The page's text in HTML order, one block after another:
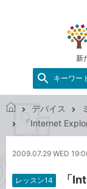
新
キーワー
ネ
ト
デバイス
「Internet
2009.07.29 WED
レッスン14
「